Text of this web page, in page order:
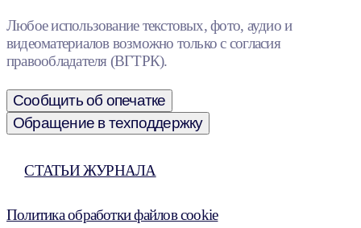
Любое использование текстовых, фото, аудио и
видеоматериалов возможно только с согласия
правообладателя (ВГТРК).
Сообщить об опечатке
Обращение в техподдержку
СТАТЬИ ЖУРНАЛА
Политика обработки файлов cookie